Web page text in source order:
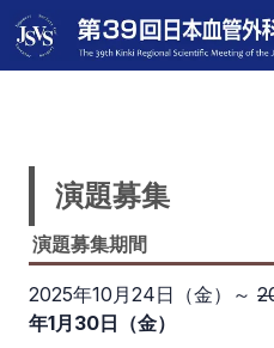
演題募集
演題募集期間
2025年10月24日（金）～
年1月30日（金）